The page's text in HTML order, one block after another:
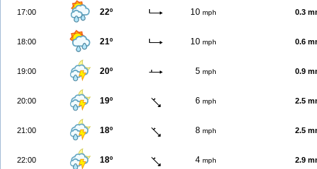
17:00 22º 10 mph 0.3
18:00 21º 10 mph 0.6
19:00 20º 5 mph 0.9
20:00 19º 6 mph 2.5
21:00 18º 8 mph 2.5
22:00 18º 4 mph 2.9